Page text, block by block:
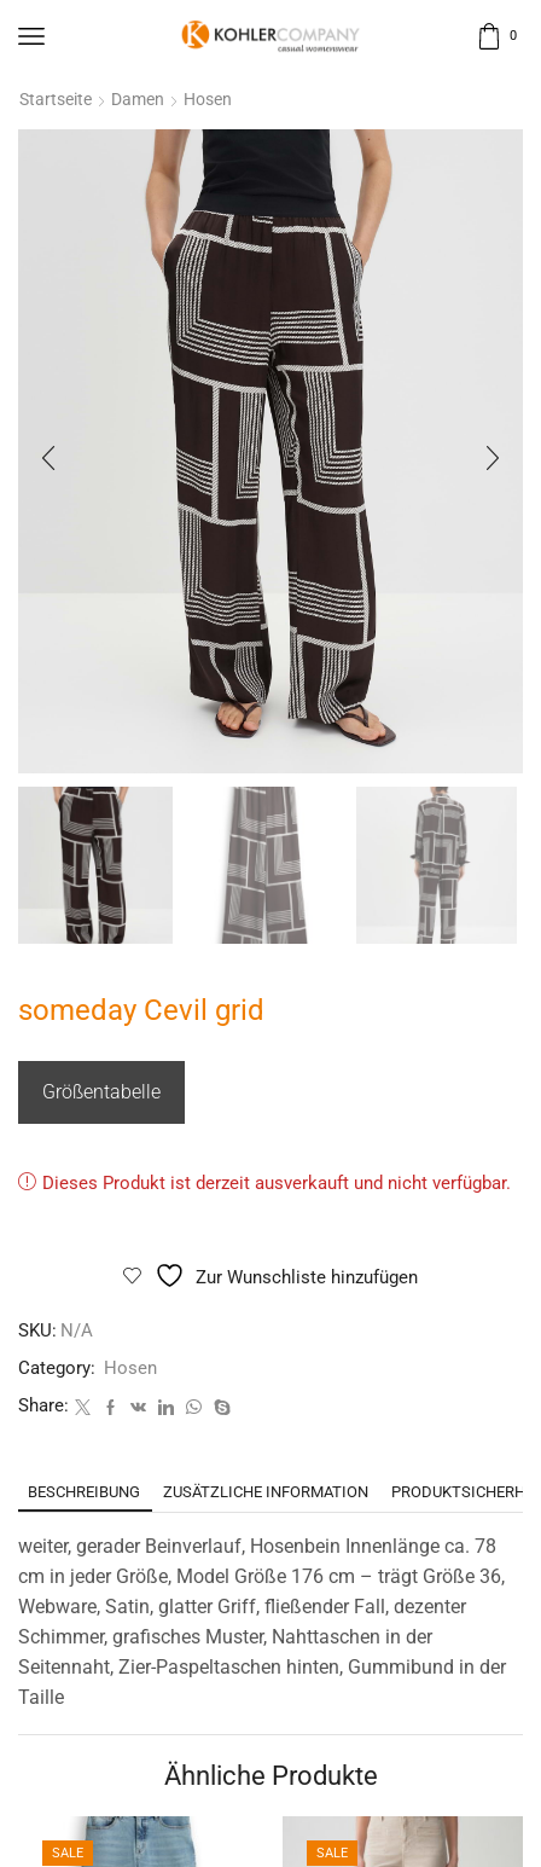
0
Startseite Damen Hosen
someday Cevil grid
Größentabelle
Dieses Produkt ist derzeit ausverkauft und nicht verfügbar.
Zur Wunschliste hinzufügen
SKU: N/A
Category: Hosen
Share:
BESCHREIBUNG ZUSÄTZLICHE INFORMATION
weiter, gerader Beinverlauf, Hosenbein Innenlänge ca. 78
cm in jeder Größe, Model Größe 176 cm – trägt Größe 36,
Webware, Satin, glatter Griff, fließender Fall, dezenter
Schimmer, grafisches Muster, Nahttaschen in der
Seitennaht, Zier-Paspeltaschen hinten, Gummibund in der
Taille
Ähnliche Produkte
SALE SALE